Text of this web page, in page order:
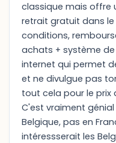
classique mais offre
retrait gratuit dans
conditions,
achats + système
internet qui permet
et ne divulgue pas
tout cela pour le prix
C'est vraiment
Belgique, pas en
intéressserait les